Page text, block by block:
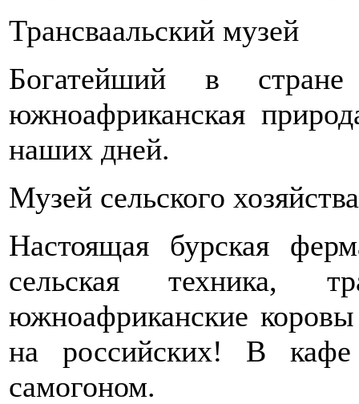
Трансваальский музей
Богатейший в стране
южноафриканская
наших дней.
Музей сельского
Настоящая бурская
сельская техника,
южноафриканские
на российских! В
самогоном.